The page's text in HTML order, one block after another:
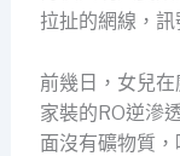
拉扯的網線，
前幾日，女兒
家裝的RO逆滲
面沒有礦物質